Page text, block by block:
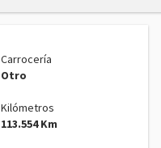
Carrocería
Otro
Kilómetros
113.554 Km